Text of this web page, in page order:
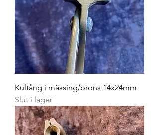
Kultång i mässing/brons 14x24mm
Slut i lager